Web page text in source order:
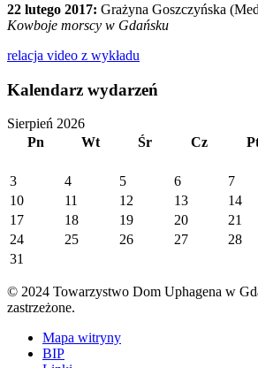
22 lutego 2017: Grażyna Goszczyńska
Kowboje morscy w Gdańsku
relacja video z wykładu
Kalendarz wydarzeń
Sierpień 2026
Pn
Wt Śr Cz
3
4 5 6 7
10
11 12 13 14
17
18 19 20 21
24
25 26 27 28
31
© 2024 Towarzystwo Dom Uphagena w
zastrzeżone.
Mapa witryny
BIP